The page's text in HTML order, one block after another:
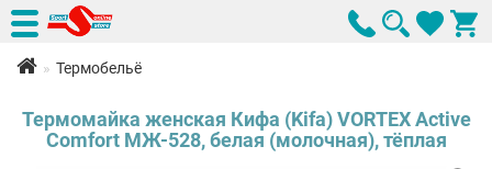
Термобельё
Термомайка женская Кифа (Kifa) VORTEX Active
Comfort МЖ-528, белая (молочная), тёплая